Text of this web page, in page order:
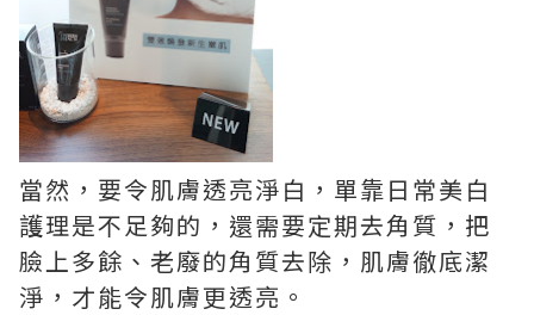
當然，要令肌膚透亮淨白，單靠日常美白
護理是不足夠的，還需要定期去角質， 把
臉上多餘、老廢的角質去除， 肌膚徹底潔
淨， 才能令肌膚更透亮。